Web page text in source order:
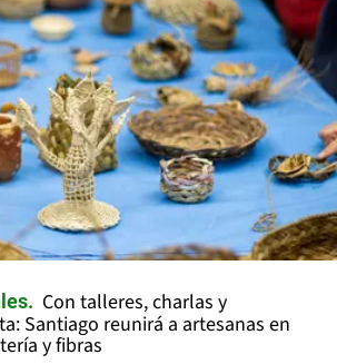
Con talleres, charlas y
Santiago reunirá a artesanas en
y fibras